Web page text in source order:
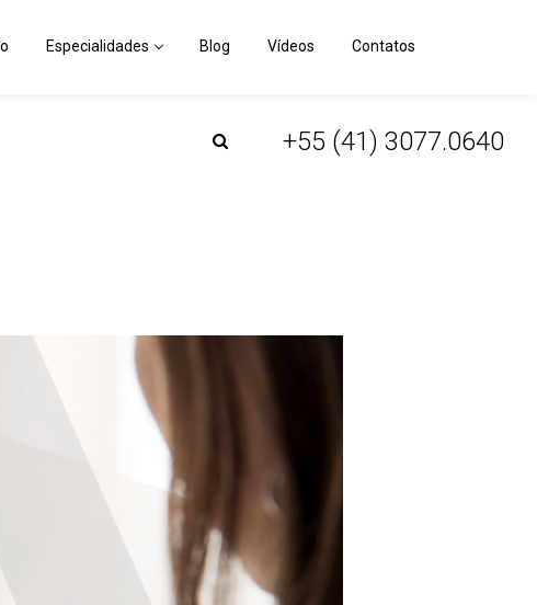
Especialidades Blog Vídeos Contatos
+55 (41) 3077.0640
+55 (41) 3077.0640